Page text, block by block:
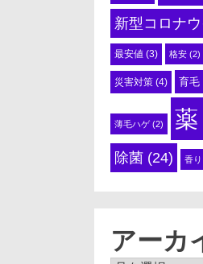
新型コロナ
最安値 (3) 格安 (2)
災害対策 (4) 育毛
薄毛ハゲ(2) 薬
除菌 (24) 香り
アーカ